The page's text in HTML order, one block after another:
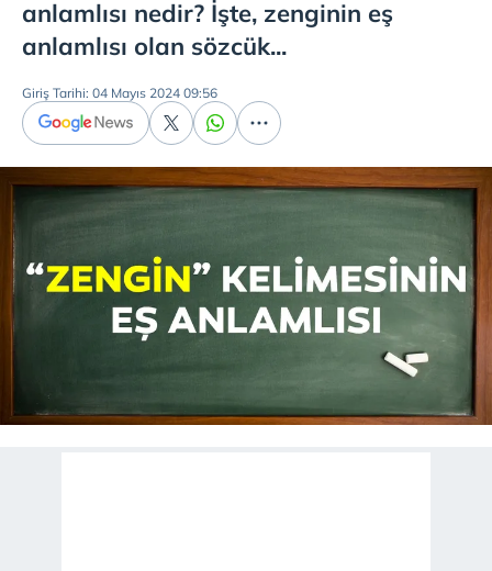
anlamlısı nedir? İşte, zenginin eş
anlamlısı olan sözcük...
Giriş Tarihi: 04 Mayıs 2024 09:56